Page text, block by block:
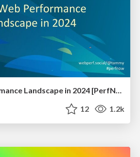
The Web Performance Landscape in 2024 [PerfNow 2024]
12 1.2k